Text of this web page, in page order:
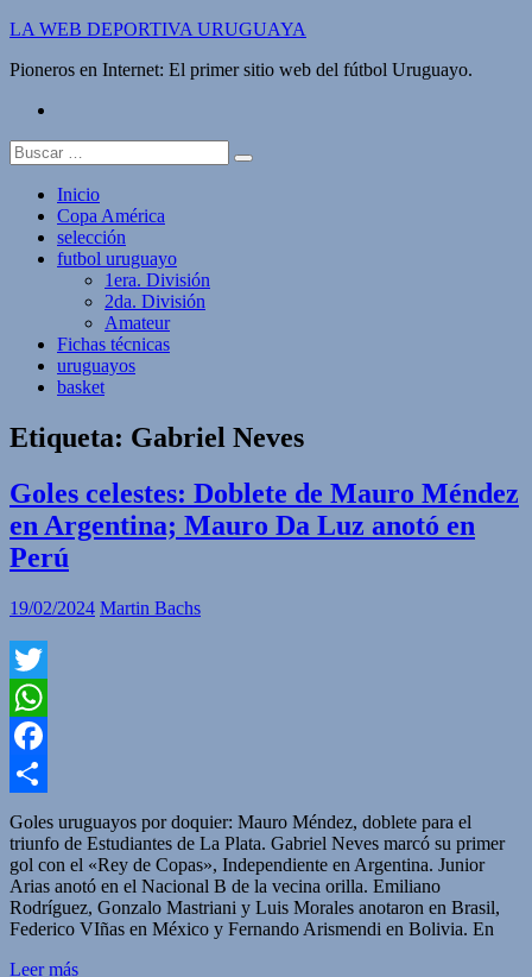
Saltar
contenido
LA WEB DEPORTIVA URUGUAYA
Pioneros en Internet: El primer sitio web del fútbol Uruguayo.
Buscar:
Inicio
Copa América
selección
futbol uruguayo
1era. División
2da. División
Amateur
Fichas técnicas
uruguayos
basket
Etiqueta: Gabriel Neves
Goles celestes: Doblete de Mauro Méndez
en Argentina; Mauro Da Luz anotó en
Perú
19/02/2024 Martin Bachs
Twitter
WhatsApp
Facebook
Compartir
Goles uruguayos por doquier: Mauro Méndez, doblete para el
triunfo de Estudiantes de La Plata. Gabriel Neves marcó su primer
gol con el «Rey de Copas», Independiente en Argentina. Junior
Arias anotó en el Nacional B de la vecina orilla. Emiliano
Rodríguez, Gonzalo Mastriani y Luis Morales anotaron en Brasil,
Federico VIñas en México y Fernando Arismendi en Bolivia. En
Leer más